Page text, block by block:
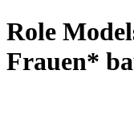
Role
Frauen*